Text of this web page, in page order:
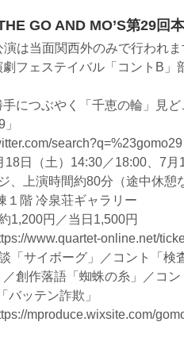
GO AND MO’S第29回
演は当面関西外のみで行われ
劇フェステイバル「コントB」
につぶやく「千恵の輪」見
18日（土）14:30／18:00、7
、上演時間約80分（途中休憩
１階 冷泉荘ギャラリー
1,200円／当日1,500円
www.quartet-online.net/
「サイボーグ」／コント「検
／創作落語「蜘蛛の糸」／コ
バッテン詐欺」
mproduce.wixsite.com/